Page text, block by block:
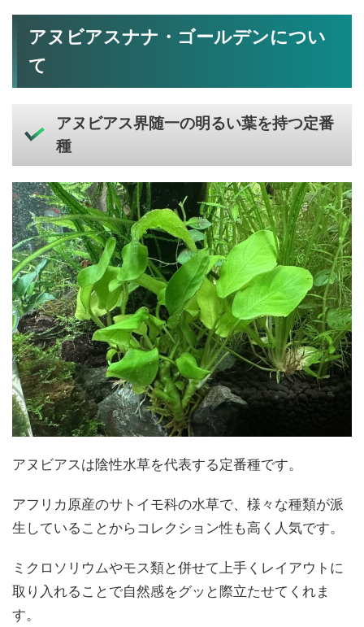
アヌビアスナナ・ゴールデンについ
て
アヌビアス界随一の明るい葉を持つ定番
種
アヌビアスは陰性水草を代表する定番種です。
アフリカ原産のサトイモ科の水草で、様々な種類が派
生していることからコレクション性も高く人気です。
ミクロソリウムやモス類と併せて上手くレイアウトに
取り入れることで自然感をグッと際立たせてくれま
す。